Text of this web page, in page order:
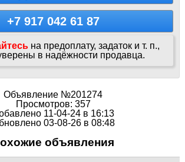
+7 917 042 61 87
на предоплату, задаток и т. п.,
в надёжности продавца.
Объявление №201274
Просмотров: 357
11-04-24 в 16:13
03-08-26 в 08:48
объявления